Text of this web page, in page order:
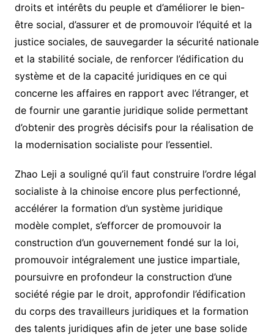
droits et intérêts du peuple et d’améliorer le bien-
être social, d’assurer et de promouvoir l’équité et la
justice sociales, de sauvegarder la sécurité nationale
et la stabilité sociale, de renforcer l’édification du
système et de la capacité juridiques en ce qui
concerne les affaires en rapport avec l’étranger, et
de fournir une garantie juridique solide permettant
d’obtenir des progrès décisifs pour la réalisation de
la modernisation socialiste pour l’essentiel.
Zhao Leji a souligné qu’il faut construire l’ordre légal
socialiste à la chinoise encore plus perfectionné,
accélérer la formation d’un système juridique
modèle complet, s’efforcer de promouvoir la
construction d’un gouvernement fondé sur la loi,
promouvoir intégralement une justice impartiale,
poursuivre en profondeur la construction d’une
société régie par le droit, approfondir l’édification
du corps des travailleurs juridiques et la formation
des talents juridiques afin de jeter une base solide